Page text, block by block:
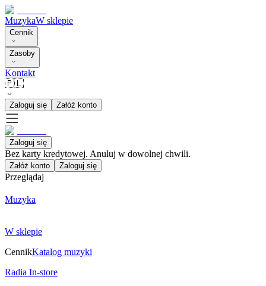
MuzykaW sklepie
Cennik
Zasoby
Kontakt
🇵🇱
Zaloguj się Załóż konto
Zaloguj się
Bez karty kredytowej. Anuluj w dowolnej chwili.
Załóż konto Zaloguj się
Przeglądaj
Muzyka
W sklepie
CennikKatalog muzyki
Radia In-store